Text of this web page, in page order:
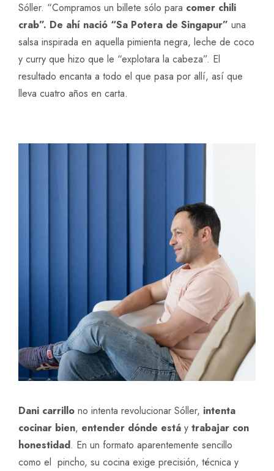
Sóller. “Compramos un billete sólo para comer chili
crab”. De ahí nació “Sa Potera de Singapur” una
salsa inspirada en aquella pimienta negra, leche de coco
y curry que hizo que le “explotara la cabeza”. El
resultado encanta a todo el que pasa por allí, así que
lleva cuatro años en carta.
Dani carrillo no intenta revolucionar Sóller, intenta
cocinar bien, entender dónde está y trabajar con
honestidad. En un formato aparentemente sencillo
como el pincho, su cocina exige precisión, técnica y